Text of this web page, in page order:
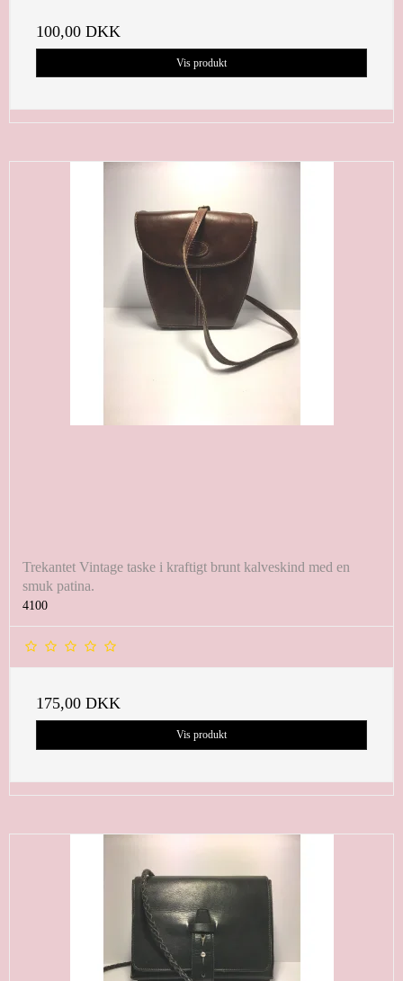
100,00 DKK
Vis produkt
Trekantet Vintage taske i kraftigt brunt kalveskind med en
smuk patina.
4100
175,00 DKK
Vis produkt